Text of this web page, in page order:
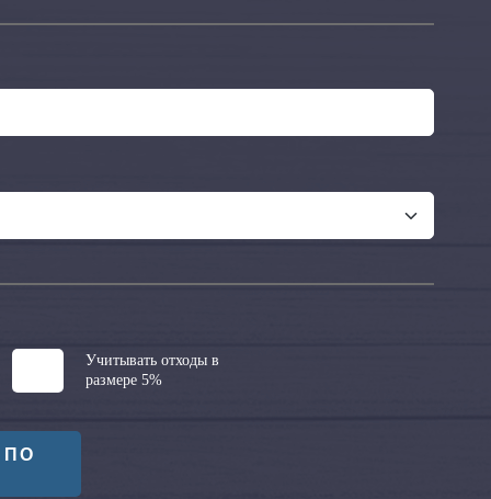
Учитывать отходы в
размере 5%
ПО